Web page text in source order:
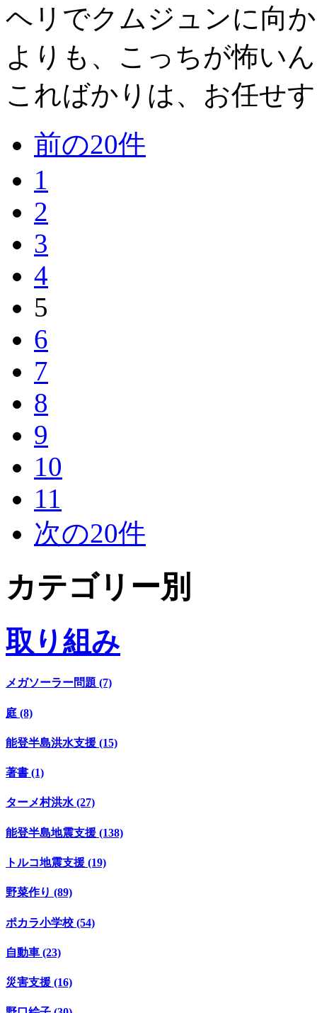
ヘリでクムジュンに向
よりも、こっちが怖い
こればかりは、お任せ
前の20件
1
2
3
4
5
6
7
8
9
10
11
次の20件
カテゴリー別
取り組み
メガソーラー問題 (7)
庭 (8)
能登半島洪水支援 (15)
著書 (1)
ターメ村洪水 (27)
能登半島地震支援 (138)
トルコ地震支援 (19)
野菜作り (89)
ポカラ小学校 (54)
自動車 (23)
災害支援 (16)